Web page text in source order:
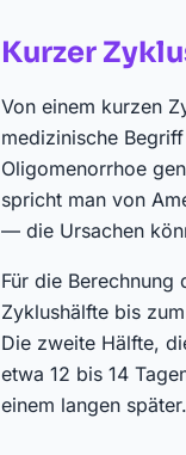
Kurzer
Von einem kurzen
medizinische
Oligomenorrhoe
spricht man von
— die Ursachen
Für die
Zyklushälfte bis
Die zweite Hälfte,
etwa 12 bis 14
einem langen später.